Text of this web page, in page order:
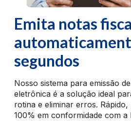
Emita notas
segundos
Nosso sistema para emissão
eletrônica é a solução ideal
rotina e eliminar erros. Rápido,
100% em conformidade com a